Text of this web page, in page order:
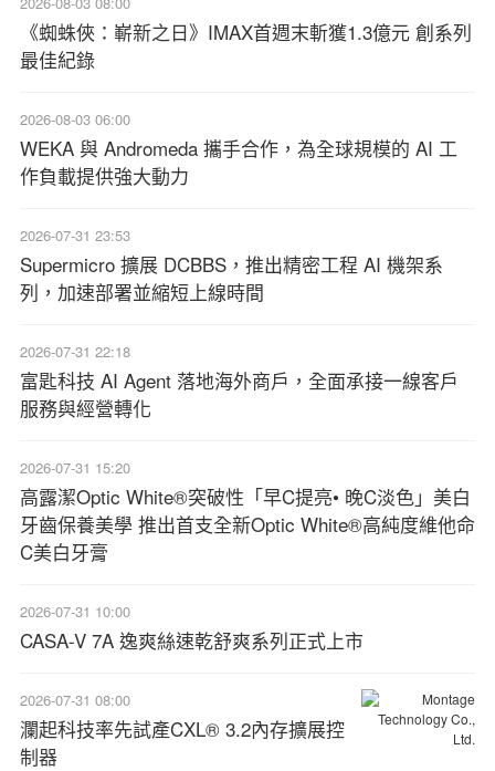
《蜘蛛俠：嶄新之日》IMAX首週末斬獲1.3億元 創系列
最佳紀錄
2026-08-03 06:00
WEKA 與 Andromeda 攜手合作，為全球規模的 AI 工
作負載提供強大動力
2026-07-31 23:53
Supermicro 擴展 DCBBS，推出精密工程 AI 機架系
列，加速部署並縮短上線時間
2026-07-31 22:18
富匙科技 AI Agent 落地海外商戶，全面承接一線客戶
服務與經營轉化
2026-07-31 15:20
高露潔Optic White®突破性「早C提亮• 晚C淡色」美白
牙齒保養美學 推出首支全新Optic White®高純度維他命
C美白牙膏
2026-07-31 10:00
CASA-V 7A 逸爽絲速乾舒爽系列正式上市
2026-07-31 08:00
瀾起科技率先試產CXL® 3.2內存擴展控
制器